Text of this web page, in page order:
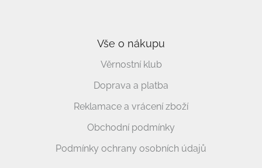
Vše o nákupu
Věrnostní klub
Doprava a platba
Reklamace a vrácení zboží
Obchodní podmínky
Podmínky ochrany osobních údajů